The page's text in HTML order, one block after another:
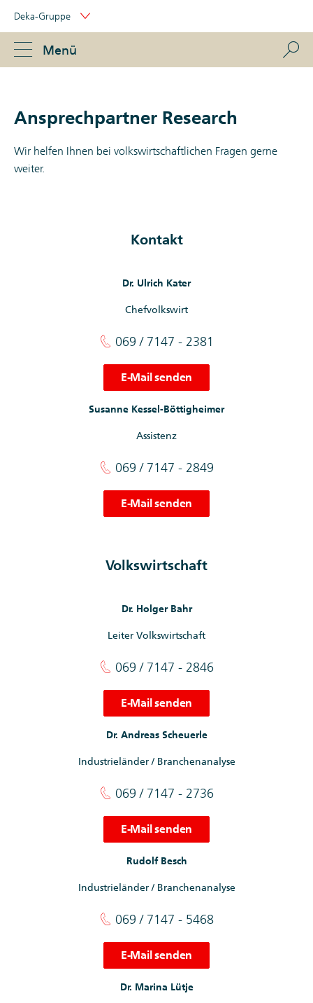
Links
Navigation
Portal
Navigation
Deka-Gruppe
Menü
Ansprechpartner Research
Wir helfen Ihnen bei volkswirtschaftlichen Fragen gerne
weiter.
Kontakt
Dr. Ulrich Kater
Chefvolkswirt
069 / 7147 - 2381
E-Mail senden
Susanne Kessel-Böttigheimer
Assistenz
069 / 7147 - 2849
E-Mail senden
Volkswirtschaft
Dr. Holger Bahr
Leiter Volkswirtschaft
069 / 7147 - 2846
E-Mail senden
Dr. Andreas Scheuerle
Industrieländer / Branchenanalyse
069 / 7147 - 2736
E-Mail senden
Rudolf Besch
Industrieländer / Branchenanalyse
069 / 7147 - 5468
E-Mail senden
Dr. Marina Lütje